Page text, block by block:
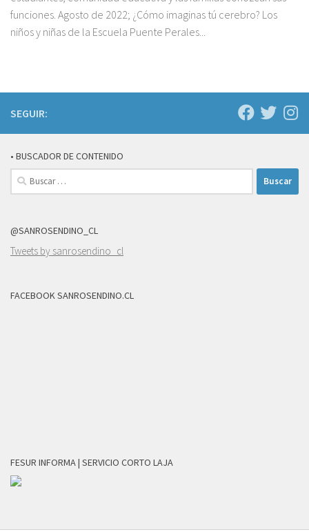
funciones. Agosto de 2022; ¿Cómo imaginas tú cerebro? Los
niños y niñas de la Escuela Puente Perales...
SEGUIR:
• BUSCADOR DE CONTENIDO
Buscar:
@SANROSENDINO_CL
Tweets by sanrosendino_cl
FACEBOOK SANROSENDINO.CL
FESUR INFORMA | SERVICIO CORTO LAJA